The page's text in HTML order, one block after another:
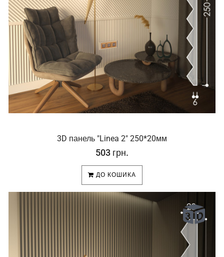
3D панель "Linea 2" 250*20мм
503 грн.
ДО КОШИКА